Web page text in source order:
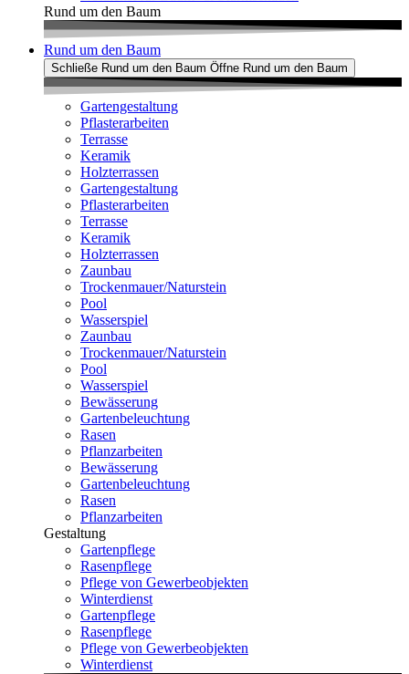
Rund um den Baum
Rund um den Baum
Schließe Rund um den Baum Öffne Rund um den Baum
Gartengestaltung
Pflasterarbeiten
Terrasse
Keramik
Holzterrassen
Gartengestaltung
Pflasterarbeiten
Terrasse
Keramik
Holzterrassen
Zaunbau
Trockenmauer/Naturstein
Pool
Wasserspiel
Zaunbau
Trockenmauer/Naturstein
Pool
Wasserspiel
Bewässerung
Gartenbeleuchtung
Rasen
Pflanzarbeiten
Bewässerung
Gartenbeleuchtung
Rasen
Pflanzarbeiten
Gestaltung
Gartenpflege
Rasenpflege
Pflege von Gewerbeobjekten
Winterdienst
Gartenpflege
Rasenpflege
Pflege von Gewerbeobjekten
Winterdienst